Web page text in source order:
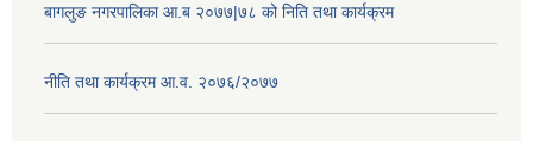
बागलुङ नगरपालिका आ.ब २०७७|७८ को निति तथा कार्यक्रम
नीति तथा कार्यक्रम आ.व. २०७६/२०७७